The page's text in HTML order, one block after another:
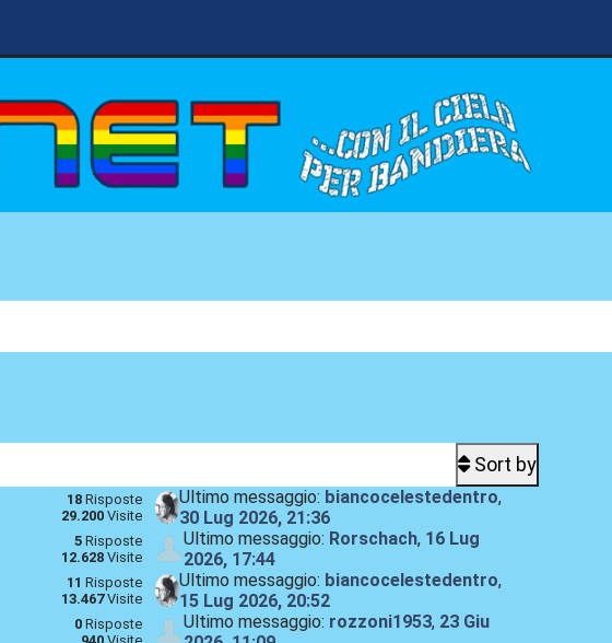
Sort by
18Risposte
29.200Visite
Ultimo messaggio: biancocelestedentro,
30 Lug 2026, 21:36
5Risposte
12.628Visite
Ultimo messaggio: Rorschach, 16 Lug
2026, 17:44
11 Risposte
13.467Visite
Ultimo messaggio: biancocelestedentro,
15 Lug 2026, 20:52
0Risposte
Ultimo messaggio: rozzoni1953, 23 Giu